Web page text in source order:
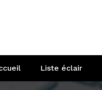
Liste éclair